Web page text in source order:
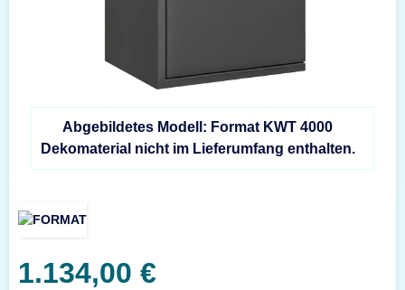
Abgebildetes Modell: Format KWT 4000
Dekomaterial nicht im Lieferumfang enthalten.
1.134,00 €